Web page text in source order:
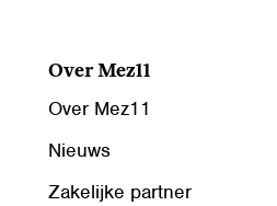
Over Mez11
Over Mez11
Nieuws
Zakelijke partner